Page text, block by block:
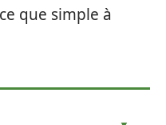
que simple à